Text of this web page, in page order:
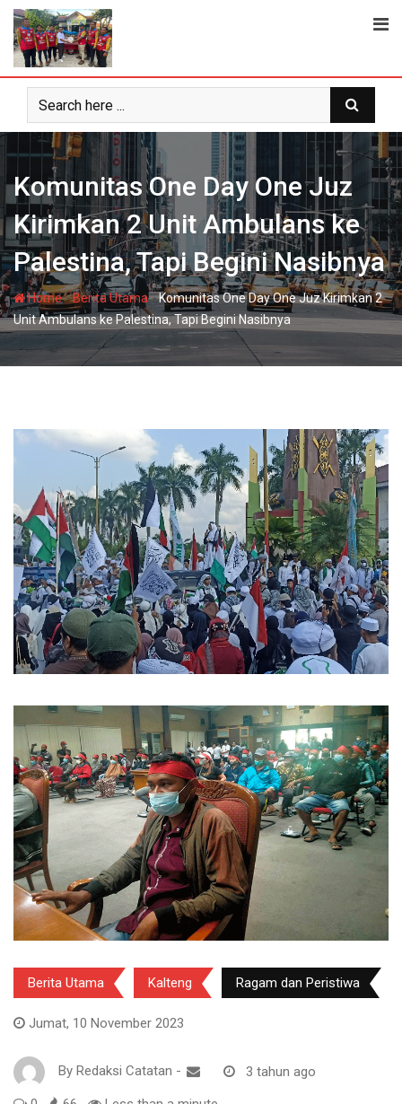
Skip
content
Komunitas One Day One Juz
Kirimkan 2 Unit Ambulans ke
Palestina, Tapi Begini Nasibnya
Home-Berita Utama-Komunitas One Day One Juz Kirimkan 2
Unit Ambulans ke Palestina, Tapi Begini Nasibnya
Berita Utama Kalteng Ragam dan Peristiwa
Jumat, 10 November 2023
By Redaksi Catatan - 3 tahun ago